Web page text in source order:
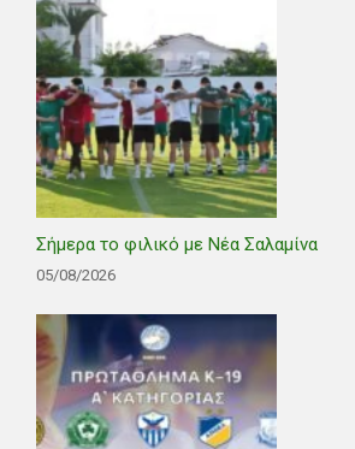
Σήμερα το φιλικό με Νέα Σαλαμίνα
05/08/2026